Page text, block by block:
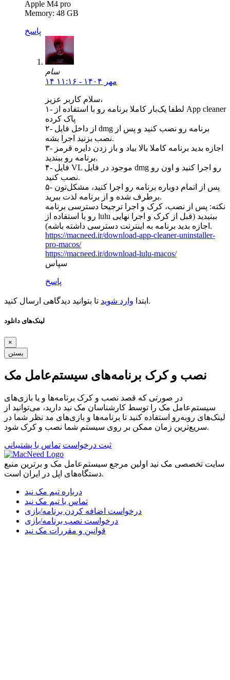
Apple M4 pro
Memory: 48 GB
پاسخ
سام
۱۴ مهر ۱۴۰۴ - ۱۱:۱۶
سلام کاربر عزیز،
۱- لطفا یک‌بار کاملا برنامه رو با استفاده از App cleaner
پاک کرده
۲- از داخل فایل dmg برنامه رو نصب کنید و پس از
نصب بزنید اجرا بشه.
۳- اجازه بدید برنامه کاملا بالا بیاد و باز زدن دایره قرمز
برنامه رو ببندید.
۴- فایل VL موجود در فایل dmg رو اجرا کنید و اون رو
نصب کنید.
۵- پس از اتمام دوباره برنامه رو اجرا کنید، مشکل‌تون
برطرف شده و از برنامه لذت ببرید.
نکته: پس از نصب، کرک و اجرا ترجیحا دسترسی برنامه
رو با استفاده از lulu ببنیدید (قبل از کرک و اجرا نهایی
اجازه بدید برنامه به اینترنت دسترسی داشته باشه).
https://macneed.ir/download-app-cleaner-uninstaller-
pro-macos/
https://macneed.ir/download-lulu-macos/
سپاس
پاسخ
ابتدا وارد شوید تا بتوانید دیدگاهی ارسال کنید.
لینک‌های دانلود
×
بستن
نصب و کرک برنامه‌های سیستم‌عامل مک
در صورتی که قصد نصب و کرک برنامه‌ها و یا بازی‌های
سیستم‌عامل مک را توسط کارشناسان مک نید دارید، می‌توانید از
لینک‌های رو‌به‌رو استفاده کنید تا برنامه‌ها و بازی‌های مد نظر شما در
سریع‌ترین زمان ممکن بر روی سیستم شما نصب و کرک شود.
ثبت درخواست تماس با پشتیبانی
سایت تخصصی مک نید اولین مرجع سیستم‌عامل مک و برترین منبع
دستگاه‌های اپل در ایران است.
درباره تیم مک نید
تماس با تیم مک نید
درخواست اضافه کردن برنامه/بازی
درخواست نصب برنامه/بازی
قوانین و مقررات مک نید